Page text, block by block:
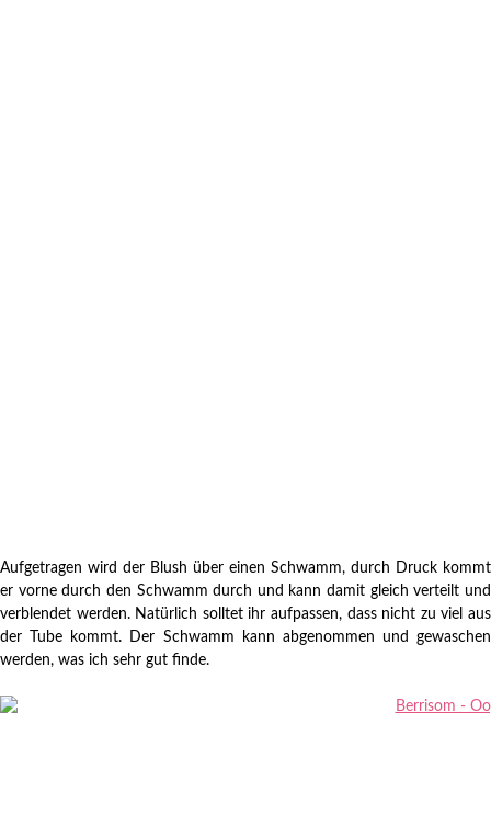
Aufgetragen wird der Blush über einen Schwamm, durch Druck kommt
er vorne durch den Schwamm durch und kann damit gleich verteilt und
verblendet werden. Natürlich solltet ihr aufpassen, dass nicht zu viel aus
der Tube kommt. Der Schwamm kann abgenommen und gewaschen
werden, was ich sehr gut finde.